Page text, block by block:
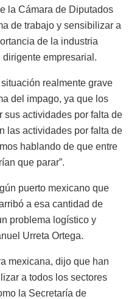
la Cámara de Diputados
de trabajo y sensibilizar a
de la industria
dirigente empresarial.
realmente grave
del impago, ya que los
sus actividades por falta de
las actividades por falta de
hablando de que entre
que parar”.
puerto mexicano que
a esa cantidad de
problema logístico y
Urreta Ortega.
mexicana, dijo que han
a todos los sectores
la Secretaría de